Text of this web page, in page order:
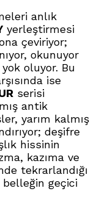
anlık
yerleştirmesi
çeviriyor;
okunuyor
oluyor. Bu
ise
serisi
antik
yarım kalmış
deşifre
hissinin
kazıma ve
tekrarlandığı
geçici